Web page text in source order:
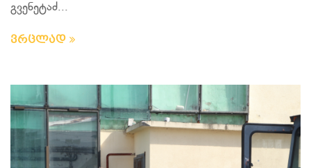
გვენეტაძ...
ვრცლად